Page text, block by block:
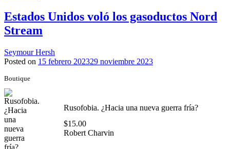
Estados Unidos voló los gasoductos Nord
Stream
Seymour Hersh
Posted on 15 febrero 202329 noviembre 2023
Boutique
Rusofobia. ¿Hacia una nueva guerra fría?
$15.00
Robert Charvin